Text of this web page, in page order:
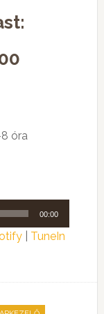
óra
00:00
| TuneIn